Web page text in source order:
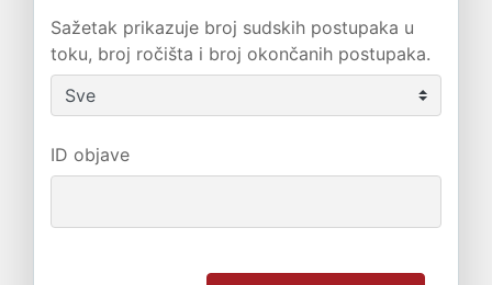
Sažetak prikazuje broj sudskih postupaka u
toku, broj ročišta i broj okončanih postupaka.
ID objave